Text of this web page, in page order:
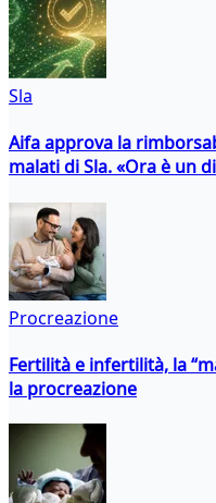
Sla
Aifa approva la
malati di Sla. «Ora è un
Procreazione
Fertilità e infertilità, la
la procreazione